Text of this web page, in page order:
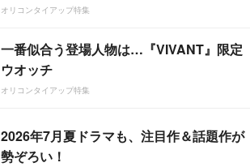
オリコンタイアップ特集
一番似合う登場人物は…『VIVANT』限定
ウオッチ
オリコンタイアップ特集
2026年7月夏ドラマも、注目作＆話題作が
勢ぞろい！